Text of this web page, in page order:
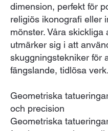
dimension, perfekt för
religiös ikonografi eller
mönster. Våra skickliga
utmärker sig i att
skuggningstekniker för
fängslande, tidlösa verk.
Geometriska
och precision
Geometriska